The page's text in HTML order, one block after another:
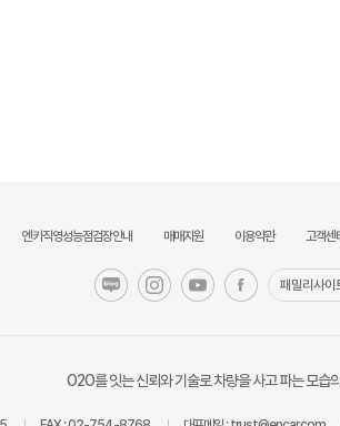
엔카직영성능점검장안내 매매지원 이용약관 고객센
패밀리사이
O2O를 잇는 신뢰와 기술로 차량을 사고 파는 모습